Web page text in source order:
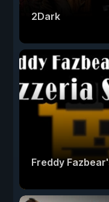
2Dark
Freddy